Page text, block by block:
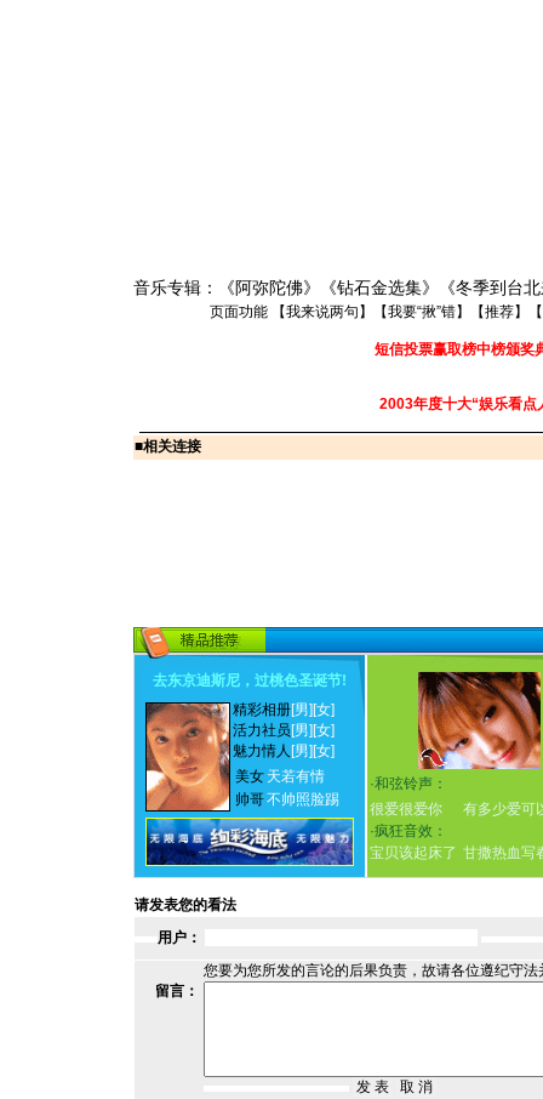
音乐专辑：《阿弥陀佛》《钻石金选集》《冬季到台
页面功能 【我来说两句 】【我要“揪”错】【推荐】
短信投票赢取榜中榜颁奖
2003年度十大“娱乐看点
■相关连接
去东京迪斯尼，过桃色圣诞节!
精彩相册[男] [女]
活力社员 [男] [女]
魅力情人 [男] [女]
美女 天若有情
帅哥不帅照脸踢
·和弦铃声：
很爱很爱你
有多少爱可
·疯狂音效：
宝贝该起床了 甘撒热血写
请发表您的看法
用户：
您要为您所发的言论的后果负责，故请各位遵纪守
留言：